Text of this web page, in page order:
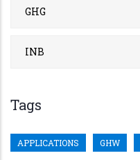
GHG
INB
Tags
APPLICATIONS GHW